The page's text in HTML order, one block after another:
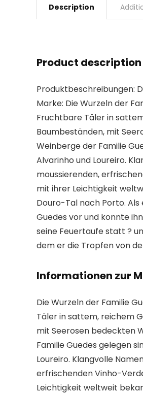
Description
Product description
Produktbeschreibungen:
Marke: Die Wurzeln der
Fruchtbare Täler in
Baumbeständen, mit
Weinberge der Familie
Alvarinho und Loureiro.
moussierenden,
mit ihrer Leichtigkeit
Douro-Tal nach Porto. Als
Guedes vor und konnte
seine Feuertaufe statt ?
dem er die Tropfen von
Informationen zur
Die Wurzeln der Familie
Täler in sattem, reichem
mit Seerosen bedeckten
Familie Guedes gelegen
Loureiro. Klangvolle
erfrischenden Vinho-
Leichtigkeit weltweit